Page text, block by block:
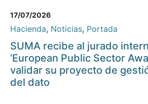
17/07/2026
Hacienda, Noticias, Portada
SUMA recibe al jurado
‘European Public Sector
validar su proyecto de
del dato